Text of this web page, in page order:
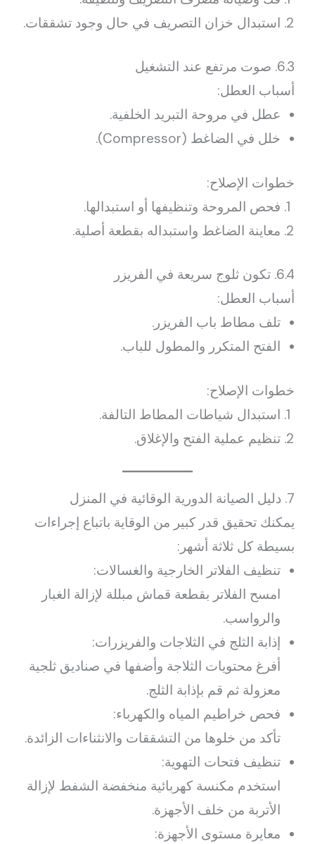
استبدال خزان التصريف في حال وجود تشققات.
6.3. صوت مرتفع عند التشغيل
أسباب العطل:
عطل في مروحة التبريد الخلفية.
خلل في الضاغط (Compressor).
خطوات الإصلاح:
فحص المروحة وتنظيفها أو استبدالها.
معاينة الضاغط واستبداله بقطعة أصلية.
6.4. تكون ثلوج سريعة في الفريزر
أسباب العطل:
تلف مطاط باب الفريزر.
الفتح المتكرر والمطول للباب.
خطوات الإصلاح:
استبدال شياطات المطاط التالفة.
تنظيم عملية الفتح والإغلاق.
7. دليل الصيانة الدورية الوقائية في المنزل
يمكنك تحقيق قدر كبير من الوقاية باتباع إجراءات
بسيطة كل ثلاثة أشهر:
تنظيف الفلاتر الخارجية والغسالات:
امسح الفلاتر بقطعة قماش مبللة لإزالة الغبار
والرواسب.
إذابة الثلج في الثلاجات والفريزرات:
أفرغ محتويات الثلاجة وأضفها في صناديق ثلجية
معزولة ثم قم بإذابة الثلج.
فحص خراطيم المياه والكهرباء:
تأكد من خلوها من التشققات والانثناءات الزائدة.
تنظيف فتحات التهوية:
استخدم مكنسة كهربائية منخفضة الشفط لإزالة
الأتربة من خلف الأجهزة.
معايرة مستوى الأجهزة: